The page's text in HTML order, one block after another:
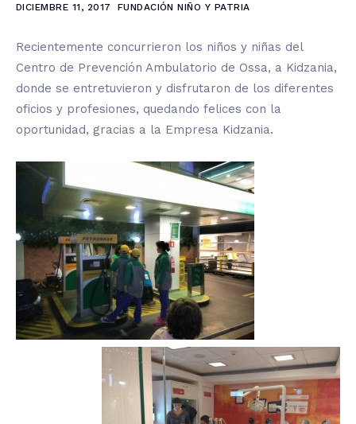
DICIEMBRE 11, 2017 FUNDACIÓN NIÑO Y PATRIA
Recientemente concurrieron los niños y niñas del
Centro de Prevención Ambulatorio de Ossa, a Kidzania,
donde se entretuvieron y disfrutaron de los diferentes
oficios y profesiones, quedando felices con la
oportunidad, gracias a la Empresa Kidzania.